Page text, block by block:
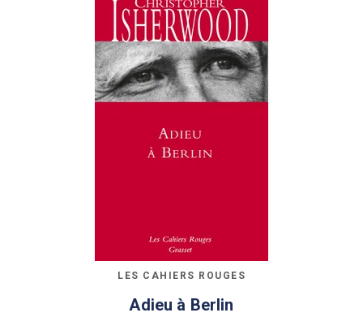
LES CAHIERS ROUGES
Adieu à Berlin